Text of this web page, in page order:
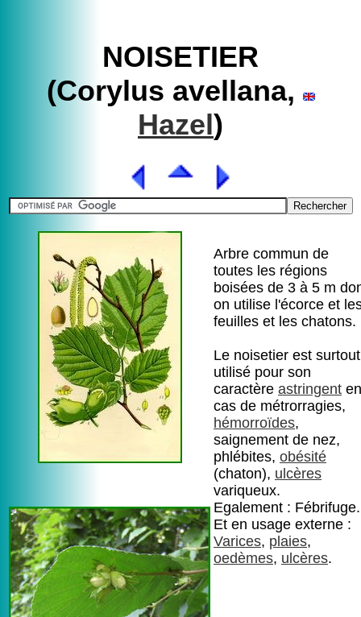
NOISETIER
(Corylus avellana,
Hazel)
Arbre commun de
toutes les régions
boisées de 3 à 5 m
on utilise l'écorce et
feuilles et les chatons.
Le noisetier est surtout
utilisé pour son
caractère astringent en
cas de métrorragies,
hémorroïdes,
saignement de nez,
phlébites, obésité
(chaton), ulcères
variqueux.
Egalement : Fébrifuge.
Et en usage externe :
Varices, plaies,
oedèmes, ulcères.